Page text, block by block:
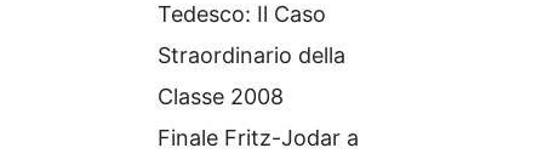
Tedesco: Il Caso
Straordinario della
Classe 2008
Finale Fritz-Jodar a